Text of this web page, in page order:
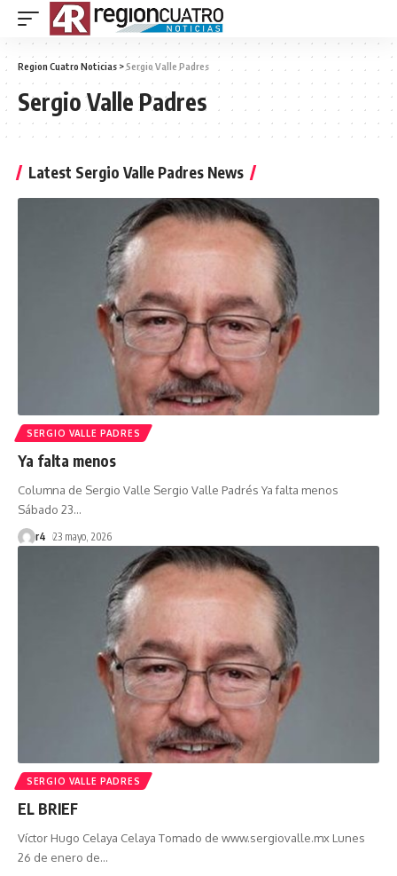
Region Cuatro Noticias >Sergio Valle Padres
Sergio Valle Padres
Latest Sergio Valle Padres News
SERGIO VALLE PADRES
Ya falta menos
Columna de Sergio Valle Sergio Valle Padrés Ya falta menos
Sábado 23…
r4 23 mayo, 2026
SERGIO VALLE PADRES
EL BRIEF
Víctor Hugo Celaya Celaya Tomado de www.sergiovalle.mx Lunes
26 de enero de…